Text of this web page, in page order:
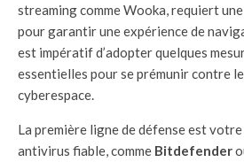
streaming comme Wooka, requiert
pour garantir une expérience de
est impératif d’adopter quelques
essentielles pour se prémunir contre
cyberespace.
La première ligne de défense est
antivirus fiable, comme Bitdefender